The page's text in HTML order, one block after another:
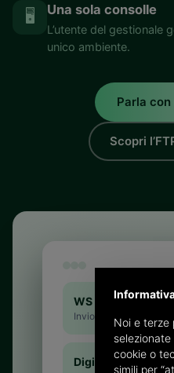
🖥️ Una sola consolle
L’utente del gestionale
unico ambiente.
Parla
Scopri
WS → Digithera
Invio in tempo reale
Digithera → SDI/
Noi e terze
cookie o
simili per